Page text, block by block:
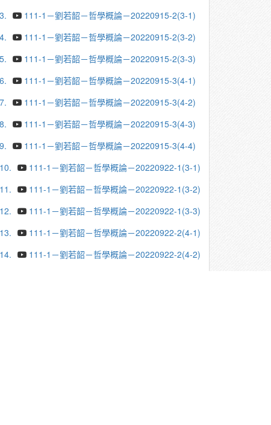
3.
111-1－劉若韶－哲學概論－20220915-2(3-1)
4.
111-1－劉若韶－哲學概論－20220915-2(3-2)
5.
111-1－劉若韶－哲學概論－20220915-2(3-3)
6.
111-1－劉若韶－哲學概論－20220915-3(4-1)
7.
111-1－劉若韶－哲學概論－20220915-3(4-2)
8.
111-1－劉若韶－哲學概論－20220915-3(4-3)
9.
111-1－劉若韶－哲學概論－20220915-3(4-4)
10.
111-1－劉若韶－哲學概論－20220922-1(3-1)
11.
111-1－劉若韶－哲學概論－20220922-1(3-2)
12.
111-1－劉若韶－哲學概論－20220922-1(3-3)
13.
111-1－劉若韶－哲學概論－20220922-2(4-1)
14.
111-1－劉若韶－哲學概論－20220922-2(4-2)